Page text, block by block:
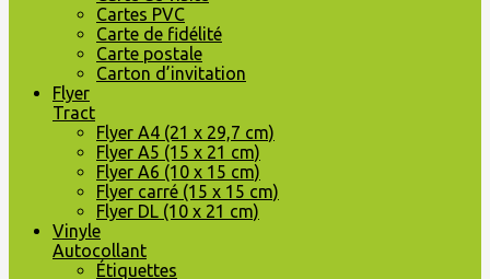
Cartes PVC
Carte de fidélité
Carte postale
Carton d’invitation
Flyer
Tract
Flyer A4 (21 x 29,7 cm)
Flyer A5 (15 x 21 cm)
Flyer A6 (10 x 15 cm)
Flyer carré (15 x 15 cm)
Flyer DL (10 x 21 cm)
Vinyle
Autocollant
Étiquettes